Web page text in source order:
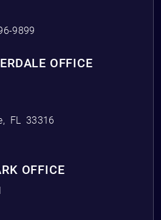
9899
OFFICE
, FL 33316
OFFICE